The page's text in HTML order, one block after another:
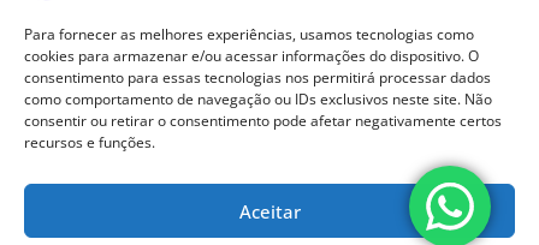
Para fornecer as melhores experiências, usamos tecnologias como
cookies para armazenar e/ou acessar informações do dispositivo. O
consentimento para essas tecnologias nos permitirá processar dados
como comportamento de navegação ou IDs exclusivos neste site. Não
consentir ou retirar o consentimento pode afetar negativamente certos
recursos e funções.
Aceitar
Doenças
Homens
Infiltração
Lesão dos Ligamentos do Joelho
Ondas de Choque